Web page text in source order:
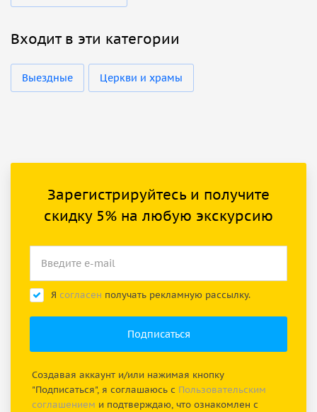
Входит в эти категории
Выездные Церкви и храмы
Зарегистрируйтесь и получите
скидку 5% на любую экскурсию
Я согласен получать рекламную рассылку.
Создавая аккаунт и/или нажимая кнопку
"Подписаться", я соглашаюсь с Пользовательским
соглашением и подтверждаю, что ознакомлен с